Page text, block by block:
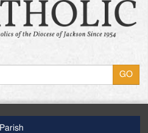
Parish